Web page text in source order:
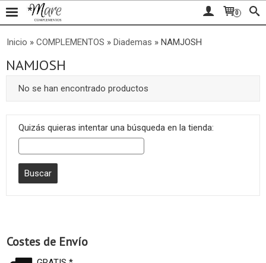
0
Costes de Envío
Inicio » COMPLEMENTOS » Diademas » NAMJOSH
NAMJOSH
No se han encontrado productos
Quizás quieras intentar una búsqueda en la tienda: